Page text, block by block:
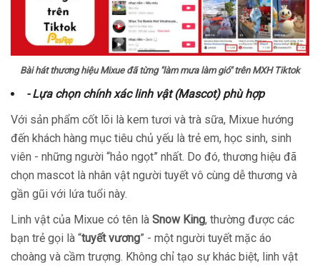
Bài hát thương hiệu Mixue đã từng "làm mưa làm gió" trên MXH Tiktok
- Lựa chọn chính xác linh vật (Mascot) phù hợp
Với sản phẩm cốt lõi là kem tươi và trà sữa, Mixue hướng
đến khách hàng mục tiêu chủ yếu là trẻ em, học sinh, sinh
viên - những người “hảo ngọt” nhất. Do đó, thương hiệu đã
chọn mascot là nhân vật người tuyết vô cùng dễ thương và
gần gũi với lứa tuổi này.
Linh vật của Mixue có tên là Snow King, thường được các
bạn trẻ gọi là “tuyết vương” - một người tuyết mặc áo
choàng và cầm trượng. Không chỉ tạo sự khác biệt, linh vật